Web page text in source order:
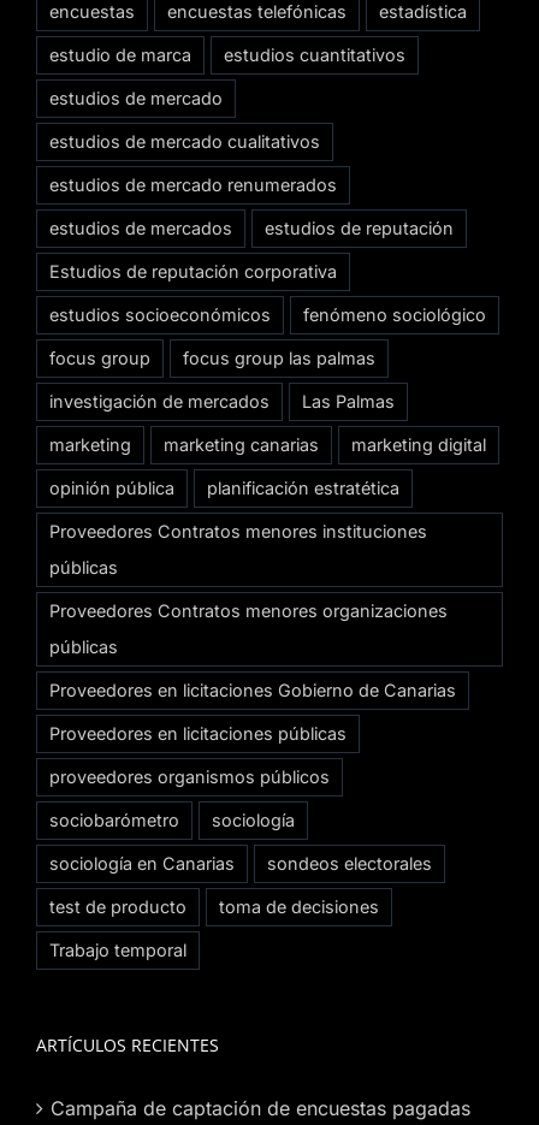
encuestas encuestas telefónicas estadística
estudio de marca estudios cuantitativos
estudios de mercado
estudios de mercado cualitativos
estudios de mercado renumerados
estudios de mercados estudios de reputación
Estudios de reputación corporativa
estudios socioeconómicos fenómeno sociológico
focus group focus group las palmas
investigación de mercados Las Palmas
marketing marketing canarias marketing digital
opinión pública planificación estratética
Proveedores Contratos menores instituciones
públicas
Proveedores Contratos menores organizaciones
públicas
Proveedores en licitaciones Gobierno de Canarias
Proveedores en licitaciones públicas
proveedores organismos públicos
sociobarómetro sociología
sociología en Canarias sondeos electorales
test de producto toma de decisiones
Trabajo temporal
ARTÍCULOS RECIENTES
Campaña de captación de encuestas pagadas